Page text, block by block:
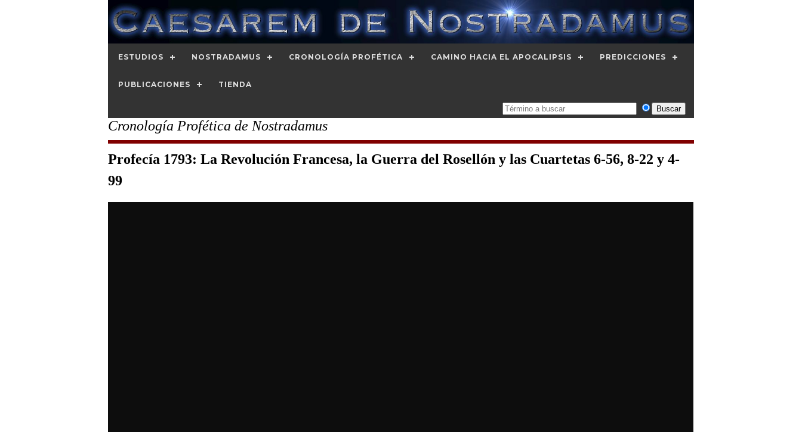
ESTUDIOS NOSTRADAMUS CRONOLOGÍA PROFÉTICA CAMINO HACIA EL APOCALIPSIS PREDICCIONES
PUBLICACIONES TIENDA
Cronología Profética de Nostradamus
Profecía 1793: La Revolución Francesa, la Guerra del Rosellón y las Cuartetas 6-56, 8-22 y 4-
99